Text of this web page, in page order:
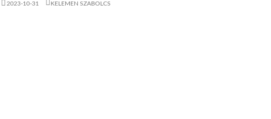
2023-10-31 KELEMEN SZABOLCS